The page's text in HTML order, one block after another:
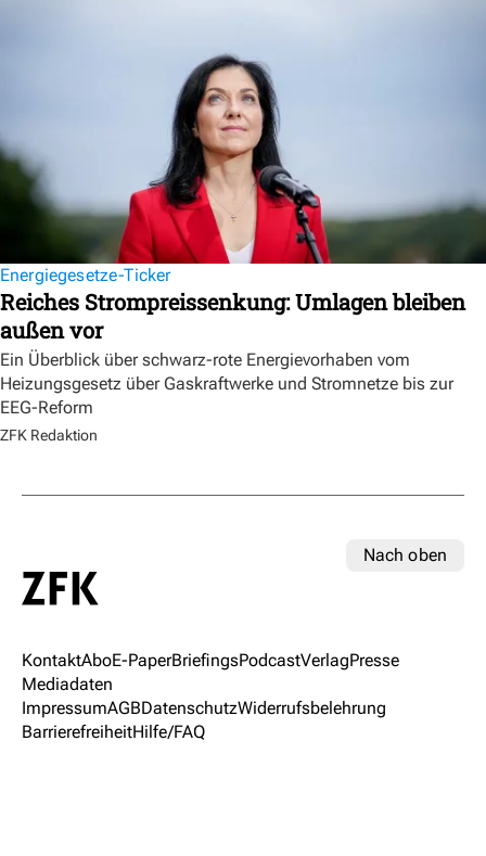
Energiegesetze-Ticker
Reiches Strompreissenkung: Umlagen bleiben
außen vor
Ein Überblick über schwarz-rote Energievorhaben vom
Heizungsgesetz über Gaskraftwerke und Stromnetze bis zur
EEG-Reform
ZFK Redaktion
Nach oben
KontaktAboE-PaperBriefingsPodcastVerlagPresse
Mediadaten
ImpressumAGBDatenschutzWiderrufsbelehrung
BarrierefreiheitHilfe/FAQ